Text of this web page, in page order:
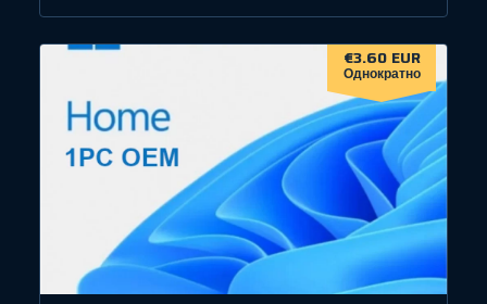
€3.60 EUR
Однократно